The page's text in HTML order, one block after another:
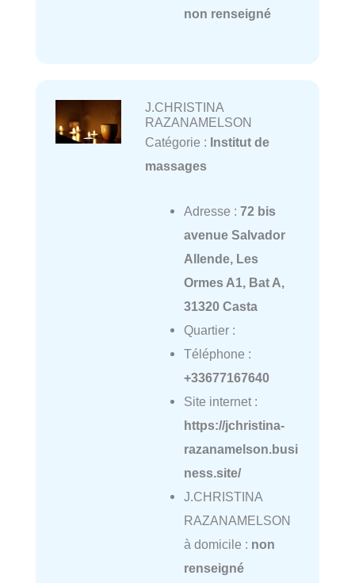
non renseigné
J.CHRISTINA
RAZANAMELSON
Catégorie : Institut de
massages
Adresse : 72 bis
avenue Salvador
Allende, Les
Ormes A1, Bat A,
31320 Casta
Quartier :
Téléphone :
+33677167640
Site internet :
https://jchristina-
razanamelson.busi
ness.site/
J.CHRISTINA
RAZANAMELSON
à domicile : non
renseigné